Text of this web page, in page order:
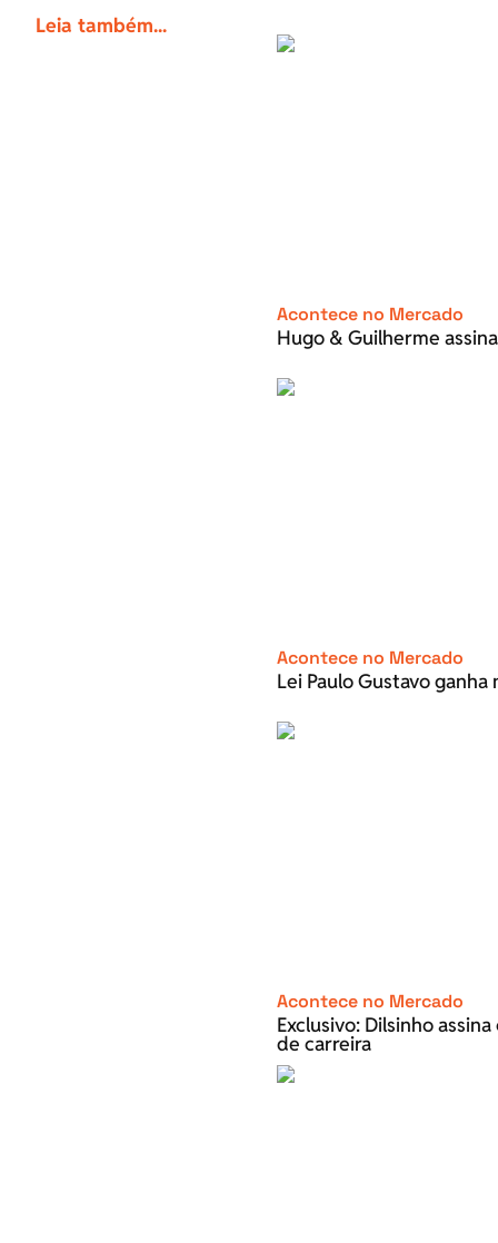
Leia também...
Acontece no Mercado
Hugo & Guilherme
Acontece no Mercado
Lei Paulo Gustavo
Acontece no Mercado
Exclusivo: Dilsinho
de carreira